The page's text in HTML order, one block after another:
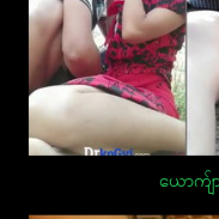
ယောက်ျ